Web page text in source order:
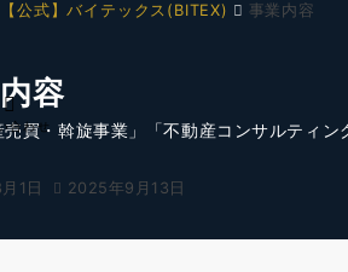
合わせ
【公式】バイテックス(BITEX) 事業内容
容
売買・斡旋事業」「不動産コンサルティン
1日 2025年9月13日